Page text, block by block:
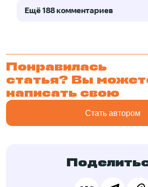
Ещё 188 комментариев
Понравилась
статья? Вы
написать свою
Стать автором